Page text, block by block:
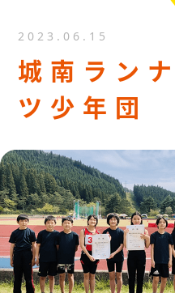
2023.06.15
城南ラン
ツ少年団